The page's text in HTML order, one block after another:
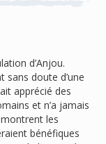
d’Anjou.
sans doute d’une
apprécié des
et n’a jamais
les
bénéfiques